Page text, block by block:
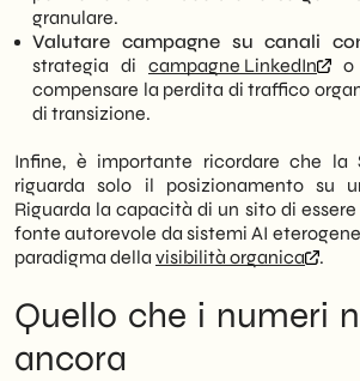
granulare.
Valutare campagne su canali
strategia di campagne LinkedIn o
compensare la perdita di traffico
di transizione.
Infine, è importante ricordare che la
riguarda solo il posizionamento su
Riguarda la capacità di un sito di
fonte autorevole da sistemi AI
paradigma della visibilità organica .
Quello che i numeri
ancora